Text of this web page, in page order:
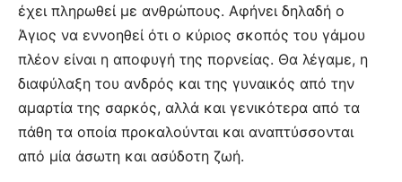
έχει πληρωθεί με ανθρώπους. Αφήνει δηλαδή ο
Άγιος να εννοηθεί ότι ο κύριος σκοπός του γάμου
πλέον είναι η αποφυγή της πορνείας. Θα λέγαμε, η
διαφύλαξη του ανδρός και της γυναικός από την
αμαρτία της σαρκός, αλλά και γενικότερα από τα
πάθη τα οποία προκαλούνται και αναπτύσσονται
από μία άσωτη και ασύδοτη ζωή.